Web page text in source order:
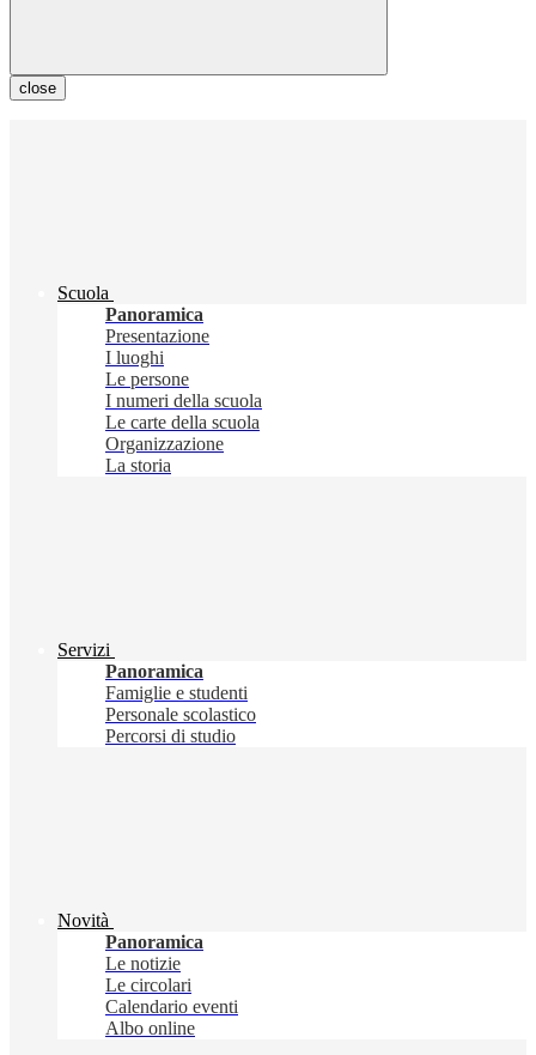
close
Scuola
Panoramica
Presentazione
I luoghi
Le persone
I numeri della scuola
Le carte della scuola
Organizzazione
La storia
Servizi
Panoramica
Famiglie e studenti
Personale scolastico
Percorsi di studio
Novità
Panoramica
Le notizie
Le circolari
Calendario eventi
Albo online